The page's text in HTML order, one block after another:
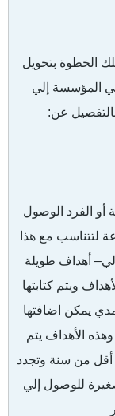
الخطوة بتحويل
المؤسسة إلي
عن:
أو الفرد الوصول
لتتناسب مع هذا
– أهداف طويلة
ويتم كتابتها
يمكن اضافتها
الأهداف يتم
أقل من سنة وتجدد
للوصول إلي